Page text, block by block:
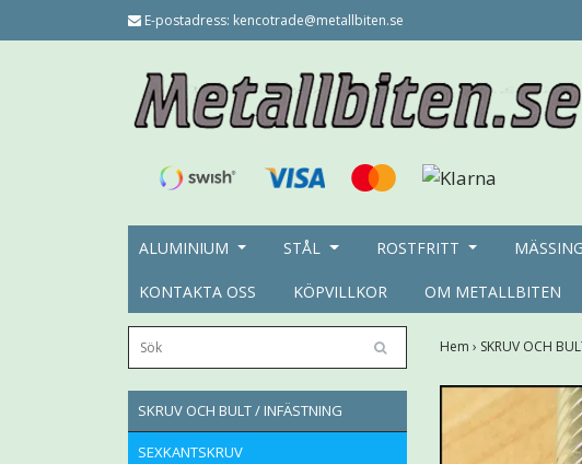
E-postadress: kencotrade@metallbiten.se
ALUMINIUM STÅL ROSTFRITT MÄSSING
KONTAKTA OSS KÖPVILLKOR OM METALLBITEN
SKRUV OCH BULT / INFÄSTNING
SEXKANTSKRUV
Hem › SKRUV OCH